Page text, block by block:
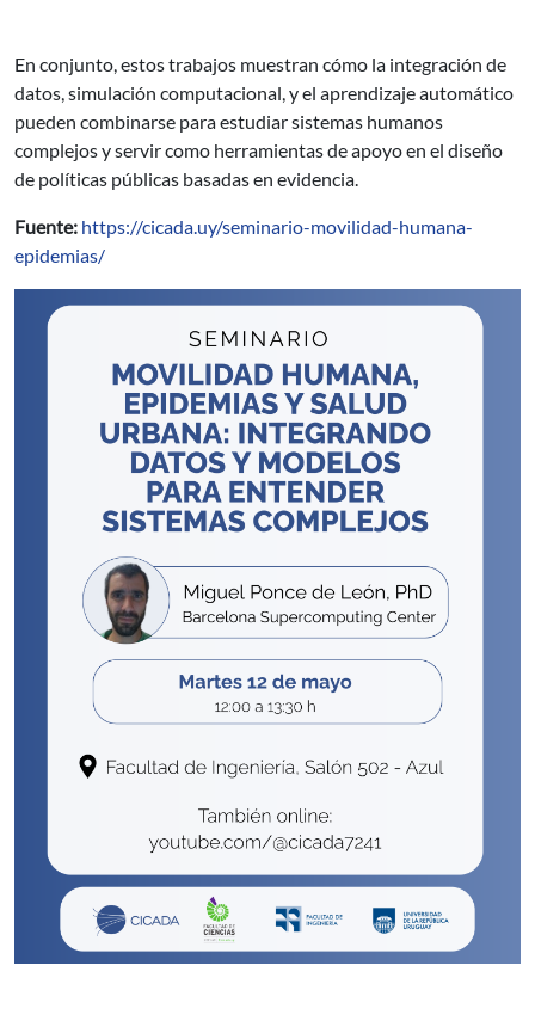
En conjunto, estos trabajos muestran cómo la integración de
datos, simulación computacional, y el aprendizaje automático
pueden combinarse para estudiar sistemas humanos
complejos y servir como herramientas de apoyo en el diseño
de políticas públicas basadas en evidencia.
Fuente: https://cicada.uy/seminario-movilidad-humana-
epidemias/